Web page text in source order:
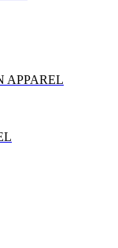
APPAREL